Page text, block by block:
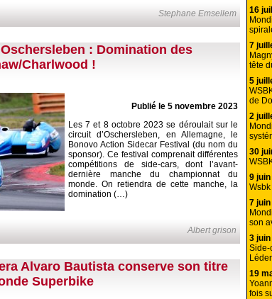
Stephane Emsellem
: Domination des
Charlwood !
Publié le 5 novembre 2023
Les 7 et 8 octobre 2023 se déroulait sur le
circuit d’Oschersleben, en Allemagne, le
Bonovo Action Sidecar Festival (du nom du
sponsor). Ce festival comprenait différentes
compétitions de side-cars, dont l’avant-
dernière manche du championnat du
monde. On retiendra de cette manche, la
domination (…)
Albert grison
Alvaro Bautista conserve son titre
Superbike
16
7
tête
5
de
2
30
9
7
son
3
Side-
19
fois